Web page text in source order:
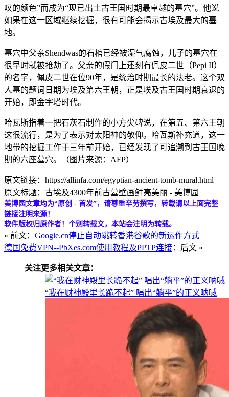
叹的颜色”而成为“现已出土古王国时期最卓越的墓穴”。他说
如果在这一区域继续挖掘，很有可能会揭示古埃及最大的墓
地。
墓穴中父亲Shendwas的石棺已经被湿气腐蚀，儿子的墓穴在
很早时就被抢劫了。父亲的假门上还刻有佩皮二世（Pepi II）
的名字，佩皮二世在位90年，是统治时期最长的法老。这个双
人墓的题词日期为埃及第六王朝，正是埃及古王国时期衰退的
开始，即金字塔时代。
哈瓦斯指着一把石灰石制作的小方尖碑说，在第五、第六王朝
这很流行，是为了表示对太阳神的敬仰。哈瓦斯补充道，这一
地带的挖掘工作于三年前开始，已经发现了可追溯到古王国晚
期的六座墓穴。（图片来源：AFP）
原文链接：https://allinfa.com/egyptian-ancient-tomb-mural.html
原文标题：古埃及4300年前古墓壁画鲜亮美丽 - 美博园
美博园文章均为“原创 - 首发”，请尊重辛劳撰写，转载请以上面完整
链接注明来源！
软件版权归原作者！个别转载文，本站会注明为转载。
« 前文： Google.cn停止自动跳转香港谷歌的新运作方式
德国免费VPN--PbXes.com使用教程及PPTP连接：后文 »
关注更多相关文章：
“我在财神殿里长跪不起” 唱出“躺平”的正义呐喊